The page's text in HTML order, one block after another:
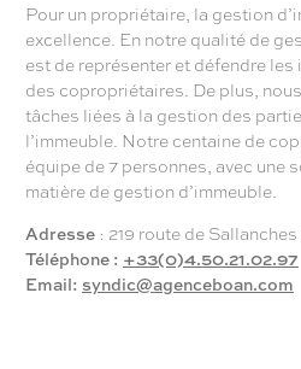
Pour un propriétaire, la gestion
excellence. En notre qualité de
est de représenter et défendre
des copropriétaires. De plus,
tâches liées à la gestion des
l’immeuble. Notre centaine de
équipe de 7 personnes, avec une
matière de gestion d’immeuble.
Adresse : 219 route de
Téléphone : +33(0)4.50.21.02.97
Email: syndic@agenceboan.com